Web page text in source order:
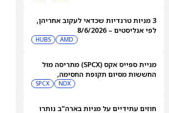
3 מניות טרנדיות שכדאי לעקוב אחריהן,
לפי אנליסטים – 8/6/2026
AMD
HUBS
מניית ספייס אקס (SPCX) מתריסה מול
החששות מסיום תקופת החסימה,
NDX
SPCX
חוזים עתידיים על מניות בארה"ב נותרו